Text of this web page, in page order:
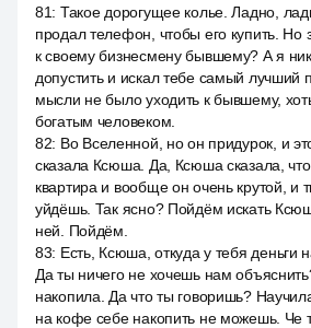
81: Такое дорогущее колье. Ладно,
продал телефон, чтобы его купить. Но
к своему бизнесмену бывшему? А я
допустить и искал тебе самый лучший
мысли не было уходить к бывшему,
богатым человеком.
82: Во Вселенной, но он придурок, и
сказала Ксюша. Да, Ксюша сказала,
квартира и вообще он очень крутой, и
уйдёшь. Так ясно? Пойдём искать
ней. Пойдём.
83: Есть, Ксюша, откуда у тебя деньги
Да ты ничего не хочешь нам
накопила. Да что ты говоришь?
на кофе себе накопить не можешь. Че